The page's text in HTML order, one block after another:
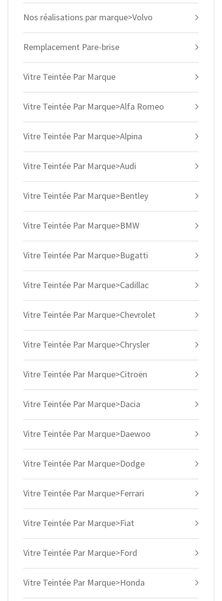
Nos réalisations par marque>Volvo
Remplacement Pare-brise
Vitre Teintée Par Marque
Vitre Teintée Par Marque>Alfa Romeo
Vitre Teintée Par Marque>Alpina
Vitre Teintée Par Marque>Audi
Vitre Teintée Par Marque>Bentley
Vitre Teintée Par Marque>BMW
Vitre Teintée Par Marque>Bugatti
Vitre Teintée Par Marque>Cadillac
Vitre Teintée Par Marque>Chevrolet
Vitre Teintée Par Marque>Chrysler
Vitre Teintée Par Marque>Citroën
Vitre Teintée Par Marque>Dacia
Vitre Teintée Par Marque>Daewoo
Vitre Teintée Par Marque>Dodge
Vitre Teintée Par Marque>Ferrari
Vitre Teintée Par Marque>Fiat
Vitre Teintée Par Marque>Ford
Vitre Teintée Par Marque>Honda